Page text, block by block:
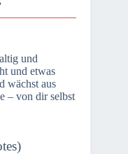
und
und etwas
wächst aus
– von dir selbst